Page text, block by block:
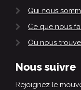
Qui nous
Ce que nous
Où nous
Nous suivre
Rejoignez le